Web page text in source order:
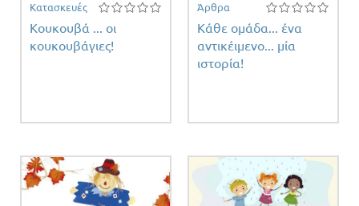
Κατασκευές
Κουκουβά ... οι
κουκουβάγιες!
Άρθρα
Κάθε ομάδα... ένα
αντικέιμενο... μία
ιστορία!